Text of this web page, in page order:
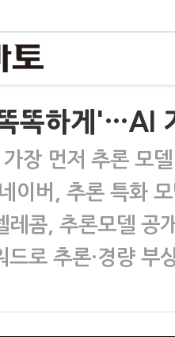
똑하게'…AI
장 먼저 추론 모델
이버, 추론 특화
레콤, 추론모델 공
드로 추론·경량 부